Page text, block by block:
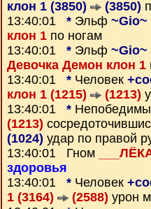
клон 1 (3850)
(3850)
13:40:01 * Эльф ~Gio~
клон 1 по ногам
13:40:01 * Эльф ~Gio~
Девочка Демон клон 1
13:40:01 * Человек
клон 1 (1215)
(1213)
13:40:01 *
(1213)
(1024) удар по правой
13:40:01 Гном
здоровья
13:40:01 * Человек
1 (3164)
(2588) урон